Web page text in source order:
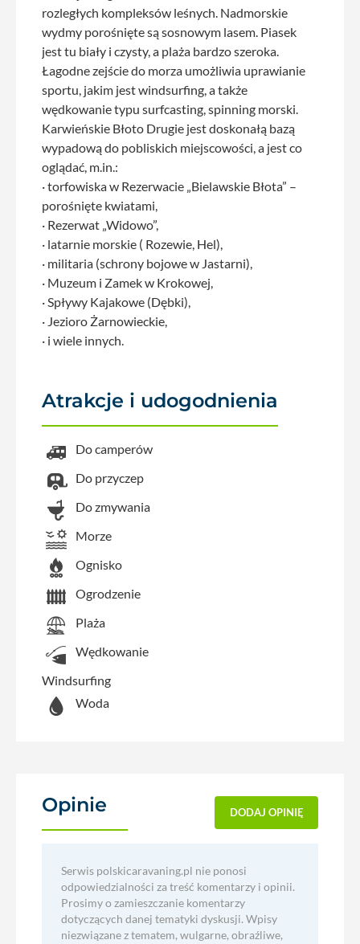
rozległych kompleksów leśnych. Nadmorskie
wydmy porośnięte są sosnowym lasem. Piasek
jest tu biały i czysty, a plaża bardzo szeroka.
Łagodne zejście do morza umożliwia uprawianie
sportu, jakim jest windsurfing, a także
wędkowanie typu surfcasting, spinning morski.
Karwieńskie Błoto Drugie jest doskonałą bazą
wypadową do pobliskich miejscowości, a jest co
oglądać, m.in.:
· torfowiska w Rezerwacie „Bielawskie Błota” –
porośnięte kwiatami,
· Rezerwat „Widowo”,
· latarnie morskie ( Rozewie, Hel),
· militaria (schrony bojowe w Jastarni),
· Muzeum i Zamek w Krokowej,
· Spływy Kajakowe (Dębki),
· Jezioro Żarnowieckie,
· i wiele innych.
Atrakcje i udogodnienia
Do camperów
Do przyczep
Do zmywania
Morze
Ognisko
Ogrodzenie
Plaża
Wędkowanie
Windsurfing
Woda
Opinie DODAJ OPINIĘ
Serwis polskicaravaning.pl nie ponosi
odpowiedzialności za treść komentarzy i opinii.
Prosimy o zamieszczanie komentarzy
dotyczących danej tematyki dyskusji. Wpisy
niezwiązane z tematem, wulgarne, obraźliwe,